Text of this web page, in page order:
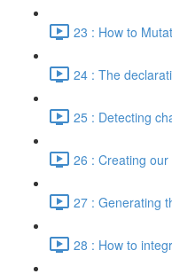
23 : How to
24 : The
25 : Detecting
26 : Creating
27 : Generating
28 : How to